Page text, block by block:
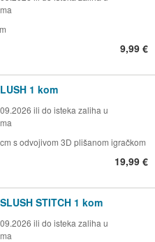
9,99 €
1 kom
ili do isteka zaliha u
s odvojivom 3D plišanom igračkom
19,99 €
STITCH 1 kom
ili do isteka zaliha u